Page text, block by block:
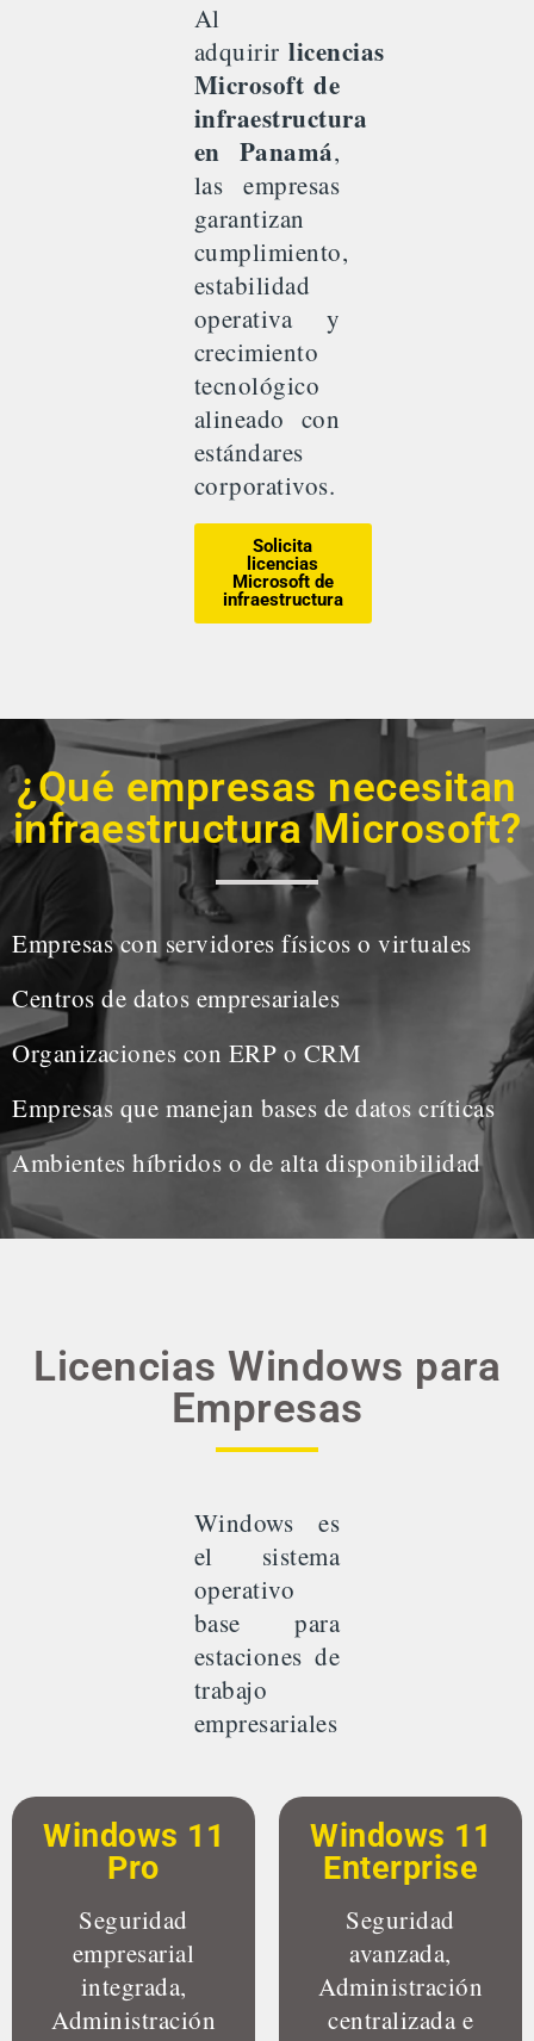
Al
adquirirlicencias
Microsoft de
infraestructura
en Panamá,
las empresas
garantizan
cumplimiento,
estabilidad
operativa y
crecimiento
tecnológico
alineado con
estándares
corporativos.
Solicita
licencias
Microsoft de
infraestructura
¿Qué empresas necesitan
infraestructura Microsoft?
Empresas con servidores físicos o virtuales
Centros de datos empresariales
Organizaciones con ERP o CRM
Empresas que manejan bases de datos críticas
Ambientes híbridos o de alta disponibilidad
Licencias Windows para
Empresas
Windows es
el sistema
operativo
base para
estaciones de
trabajo
empresariales
Windows 11
Pro
Seguridad
empresarial
integrada,
Administración
Windows 11
Enterprise
Seguridad
avanzada,
Administración
centralizada e